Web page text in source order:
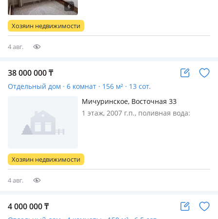
рядом 5мин (маршрут 39). Дорога
есть (не асфальт). Магазин, школа
Хозяин недвижимости
4 авг.
38 000 000₸
Отдельный дом · 6 комнат · 156 м² · 13 сот.
Мичуринское, Восточная 33
1 этаж, 2007 г.п., поливная вода:
Хозяин недвижимости
4 авг.
4 000 000₸